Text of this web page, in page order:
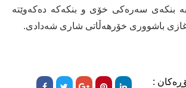
بنكه‌ی سه‌ره‌كی خۆی و بنكه‌كه‌ ده‌كه‌وێته‌
باشووری خۆرهه‌ڵاتی شاری شه‌دادی.
: